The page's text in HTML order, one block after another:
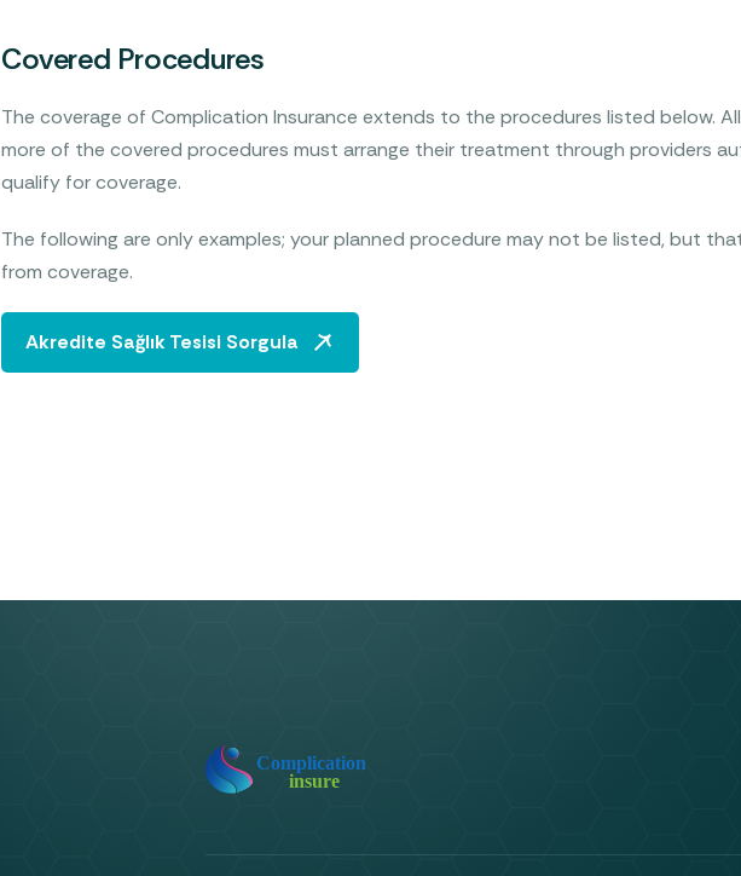
Covered Procedures
The coverage of Complication Insurance extends to the procedures listed below.
more of the covered procedures must arrange their treatment through providers
qualify for coverage.
The following are only examples; your planned procedure may not be listed, but
from coverage.
Akredite Sağlık Tesisi Sorgula